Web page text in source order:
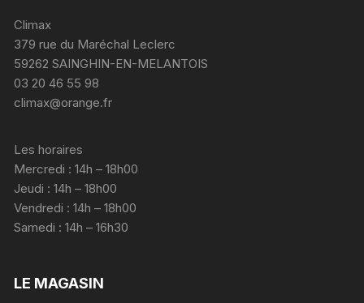
Climax
379 rue du Maréchal Leclerc
59262 SAINGHIN-EN-MELANTOIS
03 20 46 55 98
climax@orange.fr
Les horaires
Mercredi : 14h – 18h00
Jeudi : 14h – 18h00
Vendredi : 14h – 18h00
Samedi : 14h – 16h30
LE MAGASIN